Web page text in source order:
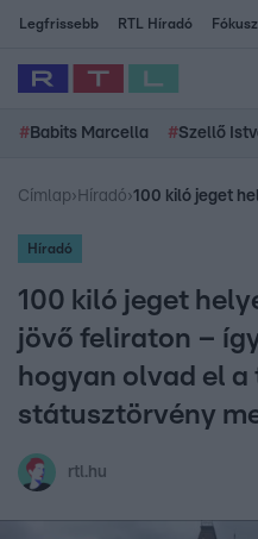
Legfrissebb RTL Híradó Fókusz
# Babits Marcella #Szellő
Címlap› Híradó›
Híradó
100 kiló jeget
jövő feliraton –
hogyan olvad el
státusztörvény
rtl.hu